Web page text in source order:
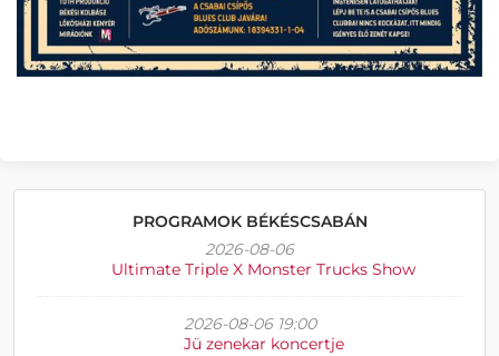
PROGRAMOK BÉKÉSCSABÁN
2026-08-06
Ultimate Triple X Monster Trucks Show
2026-08-06 19:00
Jü zenekar koncertje